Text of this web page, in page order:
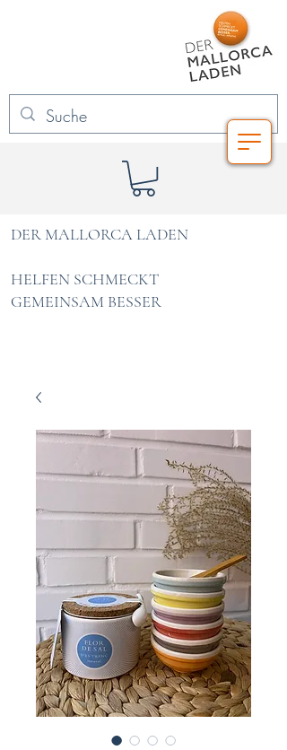
DER MALLORCA LADEN
HELFEN SCHMECKT
GEMEINSAM BESSER